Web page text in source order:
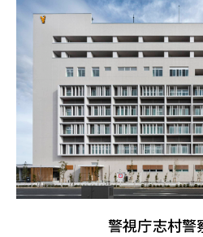
警視庁志村警